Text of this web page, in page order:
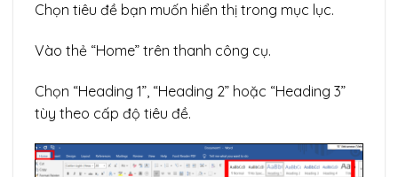
Chọn tiêu đề bạn muốn hiển thị trong mục lục.
Vào thẻ “Home” trên thanh công cụ.
Chọn “Heading 1”, “Heading 2” hoặc “Heading 3”
tùy theo cấp độ tiêu đề.